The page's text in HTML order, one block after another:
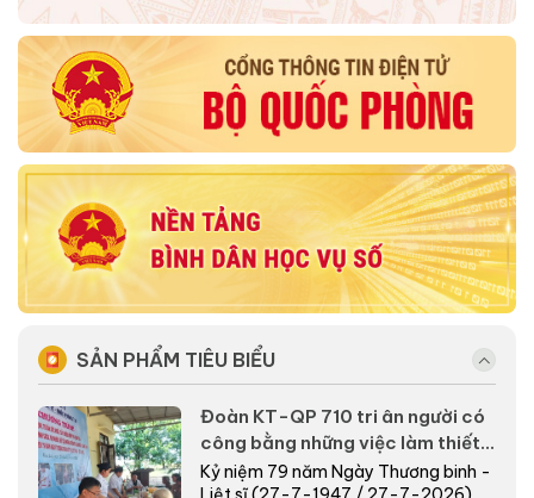
SẢN PHẨM TIÊU BIỂU
Đoàn KT-QP 710 tri ân người có
công bằng những việc làm thiết
thực nơi biên giới
Kỷ niệm 79 năm Ngày Thương binh -